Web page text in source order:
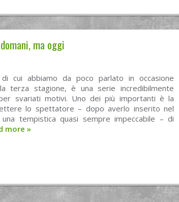
ma oggi
cui abbiamo da poco parlato in occasione
terza stagione, è una serie incredibilmente
svariati motivi. Uno dei più importanti è la
lo spettatore – dopo averlo inserito nel
tempistica quasi sempre impeccabile – di
more »